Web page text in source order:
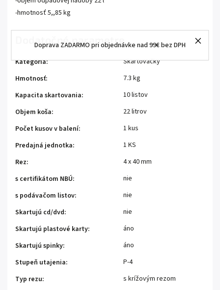
Doprava ZADARMO pri objednávke nad 99€ bez DPH
-hmotnosť 5,,85 kg
Dodatočné parametre
Kategória:
Skartovačky
Hmotnosť:
7.3 kg
Kapacita skartovania:
10 listov
Objem koša:
22 litrov
Počet kusov v balení:
1 kus
Predajná jednotka:
1 KS
Rez:
4 x 40 mm
s certifikátom NBÚ:
nie
s podávačom listov:
nie
Skartujú cd/dvd:
nie
Skartujú plastové karty:
áno
Skartujú spinky:
áno
Stupeň utajenia:
P-4
Typ rezu:
s krížovým rezom